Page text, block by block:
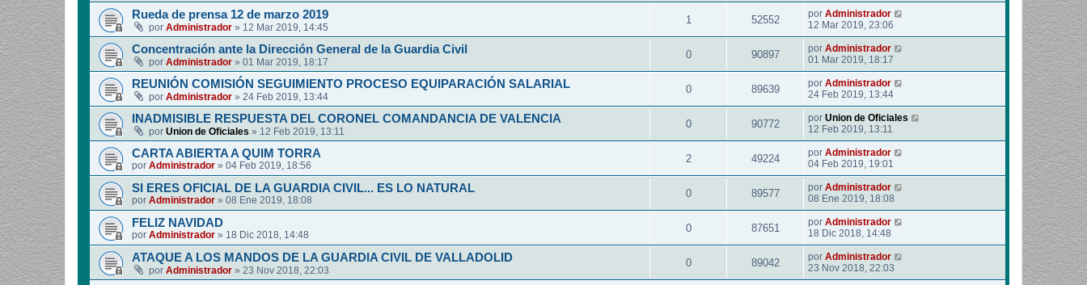
Rueda de prensa 12 de marzo 2019
por Administrador » 12 Mar 2019, 14:45
1 52552 por Administrador
12 Mar 2019, 23:06
Concentración ante la Dirección General de la Guardia Civil
por Administrador » 01 Mar 2019, 18:17
0 90897 por Administrador
01 Mar 2019, 18:17
REUNIÓN COMISIÓN SEGUIMIENTO PROCESO EQUIPARACIÓN SALARIAL
por Administrador » 24 Feb 2019, 13:44
0 89639 por Administrador
24 Feb 2019, 13:44
INADMISIBLE RESPUESTA DEL CORONEL COMANDANCIA DE VALENCIA
por Union de Oficiales » 12 Feb 2019, 13:11
0 90772 por Union de Oficiales
12 Feb 2019, 13:11
CARTA ABIERTA A QUIM TORRA
por Administrador » 04 Feb 2019, 18:56
2 49224 por Administrador
04 Feb 2019, 19:01
SI ERES OFICIAL DE LA GUARDIA CIVIL... ES LO NATURAL
por Administrador » 08 Ene 2019, 18:08
0 89577 por Administrador
08 Ene 2019, 18:08
FELIZ NAVIDAD
por Administrador » 18 Dic 2018, 14:48
0 87651 por Administrador
18 Dic 2018, 14:48
ATAQUE A LOS MANDOS DE LA GUARDIA CIVIL DE VALLADOLID
por Administrador » 23 Nov 2018, 22:03
0 89042 por Administrador
23 Nov 2018, 22:03